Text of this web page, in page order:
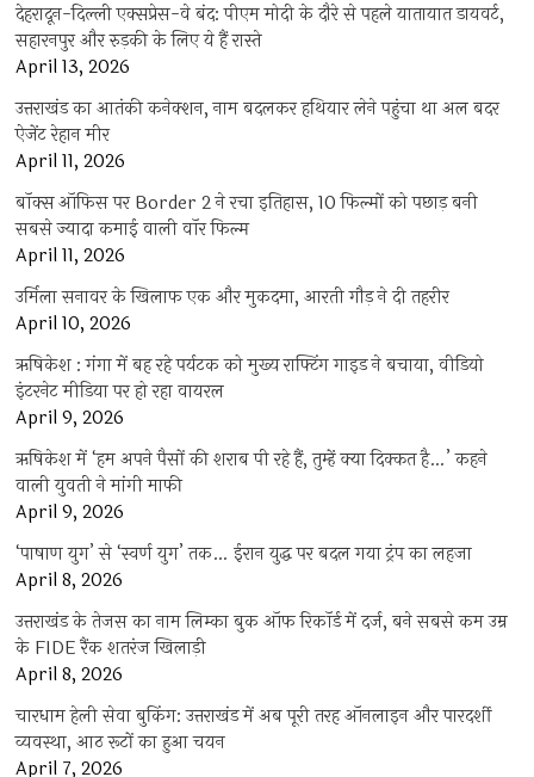
देहरादून-दिल्ली एक्सप्रेस-वे बंद: पीएम मोदी के दौरे से पहले यातायात डायवर्ट,
सहारनपुर और रुड़की के लिए ये हैं रास्ते
April 13, 2026
उत्तराखंड का आतंकी कनेक्शन, नाम बदलकर हथियार लेने पहुंचा था अल बदर
ऐजेंट रेहान मीर
April 11, 2026
बॉक्स ऑफिस पर Border 2 ने रचा इतिहास, 10 फिल्मों को पछाड़ बनी
सबसे ज्यादा कमाई वाली वॉर फिल्म
April 11, 2026
उर्मिला सनावर के खिलाफ एक और मुकदमा, आरती गौड़ ने दी तहरीर
April 10, 2026
ऋषिकेश : गंगा में बह रहे पर्यटक को मुख्य राफ्टिंग गाइड ने बचाया, वीडियो
इंटरनेट मीडिया पर हो रहा वायरल
April 9, 2026
ऋषिकेश में ‘हम अपने पैसों की शराब पी रहे हैं, तुम्हें क्या दिक्कत है…’ कहने
वाली युवती ने मांगी माफी
April 9, 2026
‘पाषाण युग’ से ‘स्वर्ण युग’ तक… ईरान युद्ध पर बदल गया ट्रंप का लहजा
April 8, 2026
उत्तराखंड के तेजस का नाम लिम्का बुक ऑफ रिकॉर्ड में दर्ज, बने सबसे कम उम्र
के FIDE रैंक शतरंज खिलाड़ी
April 8, 2026
चारधाम हेली सेवा बुकिंग: उत्तराखंड में अब पूरी तरह ऑनलाइन और पारदर्शी
व्यवस्था, आठ रूटों का हुआ चयन
April 7, 2026